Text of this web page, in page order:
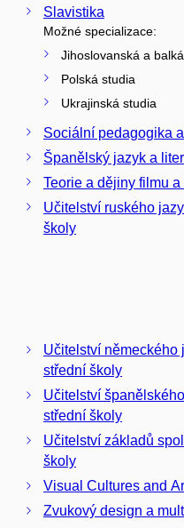
Slavistika
Možné specializace:
Jihoslovanská a
Polská studia
Ukrajinská studia
Sociální pedagogika
Španělský jazyk a
Teorie a dějiny filmu
Učitelství ruského
školy
Učitelství německého
střední školy
Učitelství
střední školy
Učitelství základů
školy
Visual Cultures and
Zvukový design a